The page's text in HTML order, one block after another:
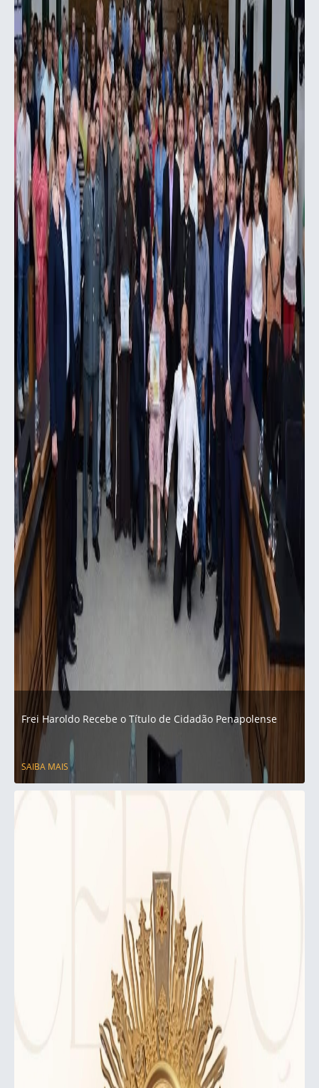
Frei Haroldo Recebe o Título de Cidadão Penapolense
SAIBA MAIS